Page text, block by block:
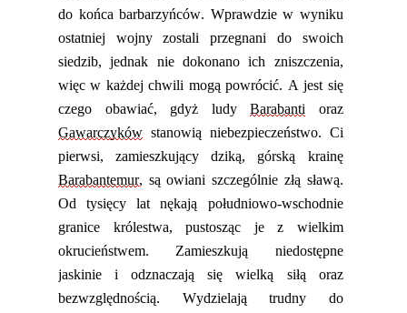
do końca barbarzyńców. Wprawdzie w wyniku
ostatniej wojny zostali przegnani do swoich
siedzib, jednak nie dokonano ich zniszczenia,
więc w każdej chwili mogą powrócić. A jest się
czego obawiać, gdyż ludyBarabanti oraz
Gawarczyków stanowią niebezpieczeństwo. Ci
pierwsi, zamieszkujący dziką, górską krainę
Barabantemur, są owiani szczególnie złą sławą.
Od tysięcy lat nękają południowo-wschodnie
granice królestwa, pustosząc je z wielkim
okrucieństwem. Zamieszkują niedostępne
jaskinie i odznaczają się wielką siłą oraz
bezwzględnością. Wydzielają trudny do